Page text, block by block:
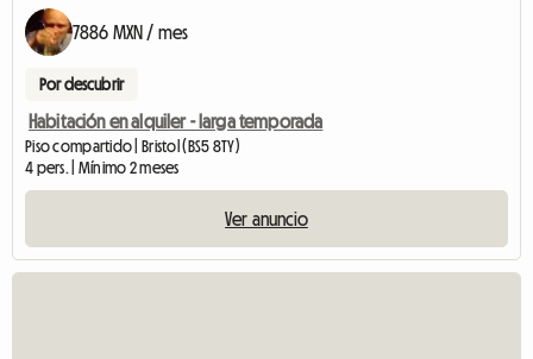
7886 MXN / mes
Por descubrir
Habitación en alquiler - larga temporada
Piso compartido | Bristol (BS5 8TY)
4 pers. | Mínimo 2 meses
Ver anuncio